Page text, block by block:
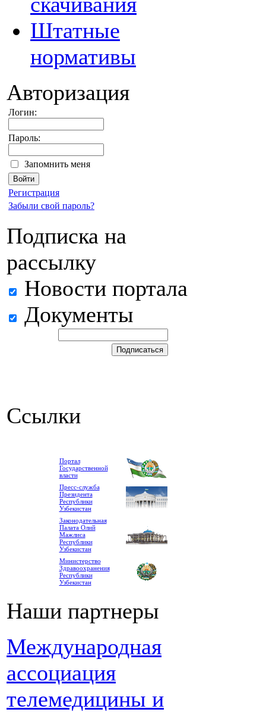
Штатные
нормативы
Авторизация
Логин:
Пароль:
Запомнить меня
Регистрация
Забыли свой пароль?
Подписка на
рассылку
Новости портала
Документы
Ссылки
Портал
Государственной
власти
Пресс-служба
Президента
Республики
Узбекистан
Законодательная
Палата Олий
Мажлиса
Республики
Узбекистан
Министерство
Здравоохранения
Республики
Узбекистан
Наши партнеры
Международная
ассоциация
телемедицины и